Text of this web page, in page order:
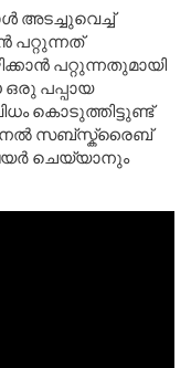
അടച്ചുവെച്ച്
പറ്റുന്നത്
പറ്റുന്നതുമായി
പപ്പായ
കൊടുത്തിട്ടുണ്ട്
സബ്സ്ക്രൈബ്
ചെയ്യാനും